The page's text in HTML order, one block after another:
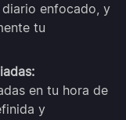
enfocado, y
tu
en tu hora de
y